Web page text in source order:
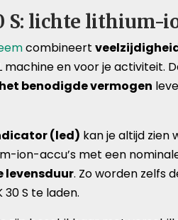
S: lichte lithium-
combineert
machine en voor je activiteit.
benodigde vermogen
(led) kan je altijd zien
ion-accu’s met een
levensduur. Zo worden zelfs
30 S te laden.